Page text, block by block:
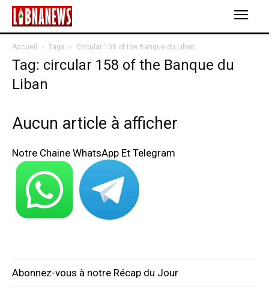
Accueil Tags Circular 158 of the Banque du Liban
Tag: circular 158 of the Banque du
Liban
Aucun article à afficher
Notre Chaine WhatsApp Et Telegram
Abonnez-vous à notre Récap du Jour